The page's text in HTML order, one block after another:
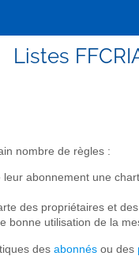
Listes
nombre de règles :
abonnement une
des propriétaires et
bonne utilisation de la
des abonnés ou des